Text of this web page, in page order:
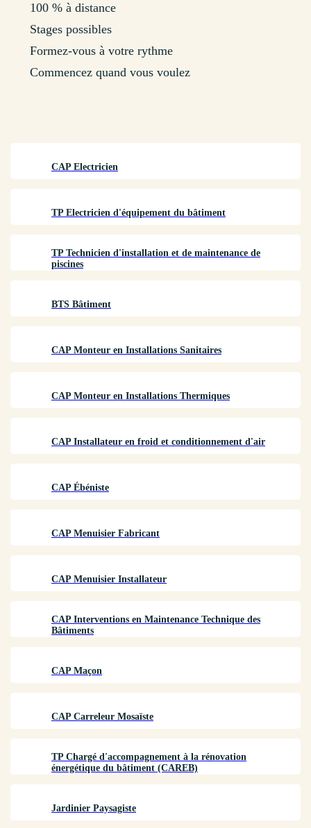
100 % à distance
Stages possibles
Formez-vous à votre rythme
Commencez quand vous voulez
CAP Electricien
TP Electricien d'équipement du bâtiment
TP Technicien d'installation et de maintenance de
piscines
BTS Bâtiment
CAP Monteur en Installations Sanitaires
CAP Monteur en Installations Thermiques
CAP Installateur en froid et conditionnement d'air
CAP Ébéniste
CAP Menuisier Fabricant
CAP Menuisier Installateur
CAP Interventions en Maintenance Technique des
Bâtiments
CAP Maçon
CAP Carreleur Mosaïste
TP Chargé d'accompagnement à la rénovation
énergétique du bâtiment (CAREB)
Jardinier Paysagiste